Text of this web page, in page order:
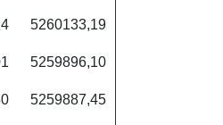
5260133,19
5259896,10
5259887,45